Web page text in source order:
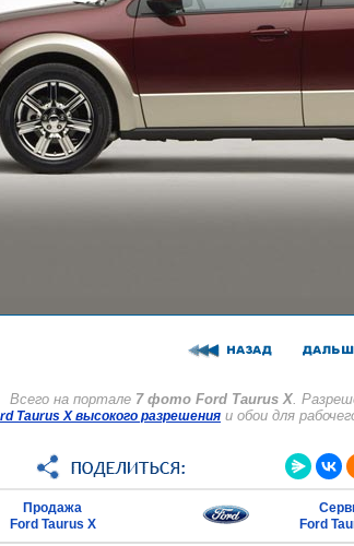
Всего на портале 7 фото Ford Taurus X.
Taurus X высокого разрешения и обои для
Продажа
Ford Taurus X
Ford